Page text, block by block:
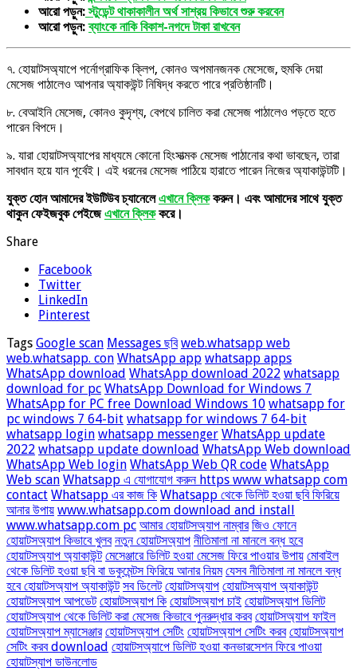
আরো পড়ুন:স্টুডেন্ট থাকাকালীন অর্থ সাশ্রয় কিভাবে শুরু করবেন
আরো পড়ুন:ব্যাংকে নাকি বিকাশ-নগদে টাকা রাখবেন
৭. হোয়াটসঅ্যাপে পর্নোগ্রাফিক ক্লিপ, কোনও অপমানজনক মেসেজে, হুমকি দেয়া
মেসেজ পাঠালেও আপনার অ্যাকউন্ট নিষিদ্ধ করতে পারে প্রতিষ্ঠানটি।
৮. বেআইনি মেসেজ, কোনও কুদৃশ্য, বেপথে চালিত করা মেসেজ পাঠালেও পড়তে হতে
পারেন বিপদে।
৯. যারা হোয়াটসঅ্যাপের মাধ্যমে কোনো হিংসাত্মক মেসেজ পাঠানোর কথা ভাবছেন, তারা
সাবধান হয়ে যান পূর্বেই। এই ধরনের মেসেজ পাঠিয়ে হারাতে পারেন নিজের অ্যাকাউন্টটি।
যুক্ত হোন আমাদের ইউটিউব চ্যানেলেএখানে ক্লিককরুন। এবং আমাদের সাথে যুক্ত
থাকুন ফেইজবুক পেইজেএখানে ক্লিককরে।
Share
Facebook
Twitter
LinkedIn
Pinterest
Tags Google scan Messages ছবি web.whatsapp web
web.whatsapp. con WhatsApp app whatsapp apps
WhatsApp download WhatsApp download 2022 whatsapp
download for pc WhatsApp Download for Windows 7
WhatsApp for PC free Download Windows 10 whatsapp for
pc windows 7 64-bit whatsapp for windows 7 64-bit
whatsapp login whatsapp messenger WhatsApp update
2022 whatsapp update download WhatsApp Web download
WhatsApp Web login WhatsApp Web QR code WhatsApp
Web scan Whatsapp এ যোগাযোগ করুন https www whatsapp com
contact Whatsapp এর কাজ কি Whatsapp থেকে ডিলিট হওয়া ছবি ফিরিয়ে
আনার উপায় www.whatsapp.com download and install
www.whatsapp.com pc আমার হোয়াটসঅ্যাপ নাম্বার জিও ফোনে
হোয়াটসঅ্যাপ কিভাবে খুলব নতুন হোয়াটসঅ্যাপ নীতিমালা না মানলে বন্ধ হবে
হোয়াটসঅ্যাপ অ্যাকাউন্ট মেসেঞ্জারে ডিলিট হওয়া মেসেজ ফিরে পাওয়ার উপায় মোবাইল
থেকে ডিলিট হওয়া ছবি বা ডকুমেন্টস ফিরিয়ে আনার নিয়ম যেসব নীতিমালা না মানলে বন্ধ
হবে হোয়াটসঅ্যাপ অ্যাকাউন্ট সব ডিলেট হোয়াটসঅ্যাপ হোয়াটসঅ্যাপ অ্যাকাউন্ট
হোয়াটসঅ্যাপ আপডেট হোয়াটসঅ্যাপ কি হোয়াটসঅ্যাপ চাই হোয়াটসঅ্যাপ ডিলিট
হোয়াটসঅ্যাপ থেকে ডিলিট করা মেসেজ কিভাবে পুনরুদ্ধার করব হোয়াটসঅ্যাপ ফাইল
হোয়াটসঅ্যাপ ম্যাসেঞ্জার হোয়াটসঅ্যাপ সেটিং হোয়াটসঅ্যাপ সেটিং করব হোয়াটসঅ্যাপ
সেটিং করব download হোয়াটসঅ্যাপে ডিলিট হওয়া কনভারসেশন ফিরে পাওয়া
হোয়াটস্যাপ ডাউনলোড